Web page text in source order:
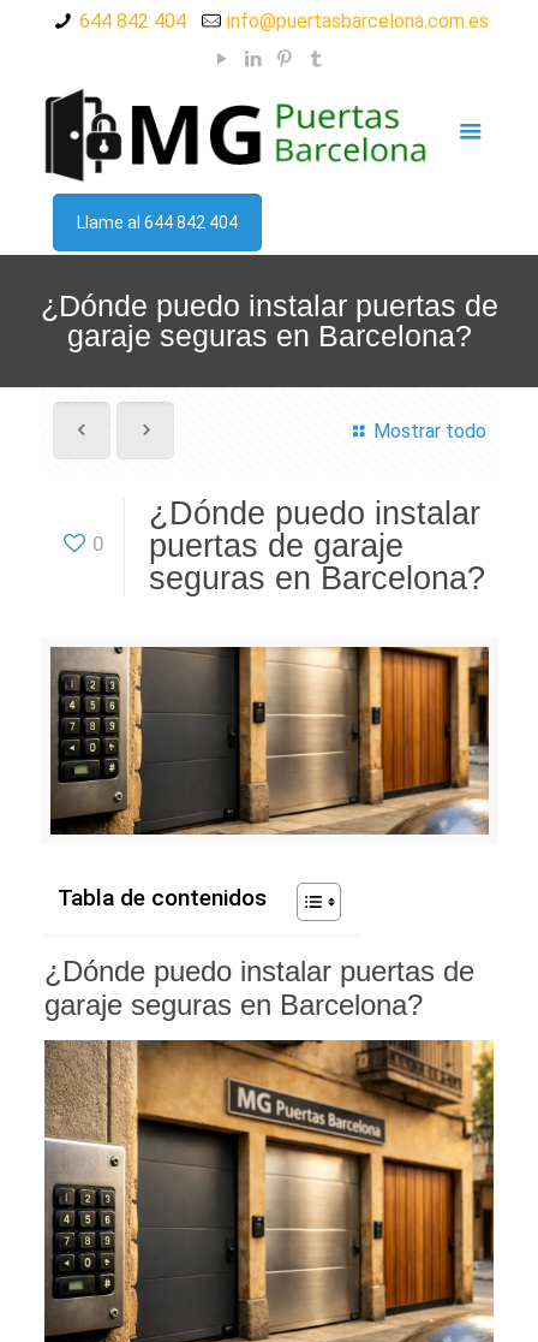
644 842 404 info@puertasbarcelona.com.es
Llame al 644 842 404
¿Dónde puedo instalar puertas de
garaje seguras en Barcelona?
Mostrar todo
0
¿Dónde puedo instalar
puertas de garaje
seguras en Barcelona?
Tabla de contenidos
¿Dónde puedo instalar puertas de
garaje seguras en Barcelona?